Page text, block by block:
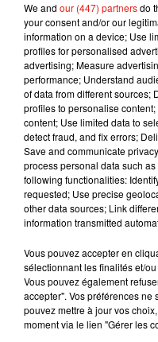
Musique
5 août
4 août
Tiny
live
4 août
sa
We and our (447) partnersdo
your consent and/or our
information on a device; Use
profiles for personalised
advertising; Measure
performance; Understand
of data from different sources;
profiles to personalise
content; Use limited data to
detect fraud, and fix errors;
Save and communicate
process personal data such
following functionalities:
requested; Use precise
other data sources; Link
information transmitted
Vous pouvez accepter en
sélectionnant les finalités et/
Vous pouvez également
accepter". Vos préférences
pouvez mettre à jour vos
moment via le lien "Gérer les